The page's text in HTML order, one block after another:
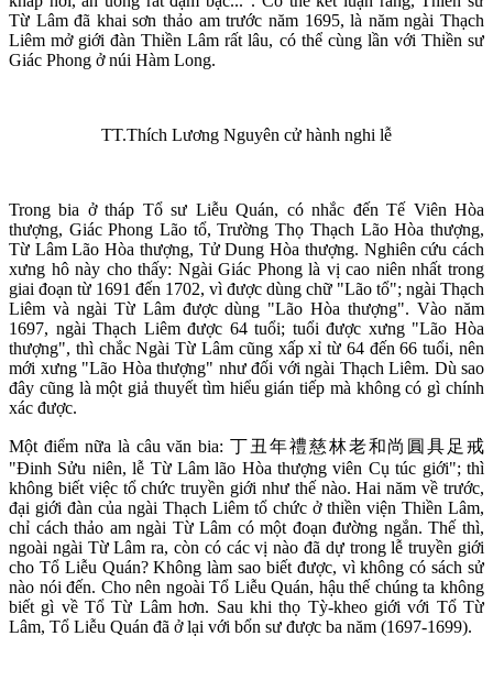
Từ Lâm đã khai sơn thảo am trước năm 1695, là năm ngài Thạch
Liêm mở giới đàn Thiền Lâm rất lâu, có thể cùng lần với Thiền sư
Giác Phong ở núi Hàm Long.
TT.Thích Lương Nguyên cử hành nghi lễ
Trong bia ở tháp Tổ sư Liễu Quán, có nhắc đến Tế Viên Hòa
thượng, Giác Phong Lão tổ, Trường Thọ Thạch Lão Hòa thượng,
Từ Lâm Lão Hòa thượng, Tử Dung Hòa thượng. Nghiên cứu cách
xưng hô này cho thấy: Ngài Giác Phong là vị cao niên nhất trong
giai đoạn từ 1691 đến 1702, vì được dùng chữ "Lão tổ"; ngài Thạch
Liêm và ngài Từ Lâm được dùng "Lão Hòa thượng". Vào năm
1697, ngài Thạch Liêm được 64 tuổi; tuổi được xưng "Lão Hòa
thượng", thì chắc Ngài Từ Lâm cũng xấp xỉ từ 64 đến 66 tuổi, nên
mới xưng "Lão Hòa thượng" như đối với ngài Thạch Liêm. Dù sao
đây cũng là một giả thuyết tìm hiểu gián tiếp mà không có gì chính
xác được.
Một điểm nữa là câu văn bia: 丁丑年禮慈林老和尚圓具足戒
"Đinh Sửu niên, lễ Từ Lâm lão Hòa thượng viên Cụ túc giới"; thì
không biết việc tổ chức truyền giới như thế nào. Hai năm về trước,
đại giới đàn của ngài Thạch Liêm tổ chức ở thiền viện Thiền Lâm,
chỉ cách thảo am ngài Từ Lâm có một đoạn đường ngắn. Thế thì,
ngoài ngài Từ Lâm ra, còn có các vị nào đã dự trong lễ truyền giới
cho Tổ Liễu Quán? Không làm sao biết được, vì không có sách sử
nào nói đến. Cho nên ngoài Tổ Liễu Quán, hậu thế chúng ta không
biết gì về Tổ Từ Lâm hơn. Sau khi thọ Tỳ-kheo giới với Tổ Từ
Lâm, Tổ Liễu Quán đã ở lại với bổn sư được ba năm (1697-1699).